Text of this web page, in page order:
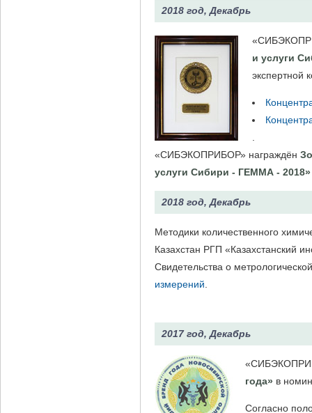
2018 год, Декабрь
и услуги
экспертной
«СИБЭКОПРИБОР» награждён
услуги Сибири - ГЕММА - 2018»
2018 год, Декабрь
Методики количественного
Казахстан РГП «Казахстанский
Свидетельства о
измерений
2017 год, Декабрь
года» в
Согласно